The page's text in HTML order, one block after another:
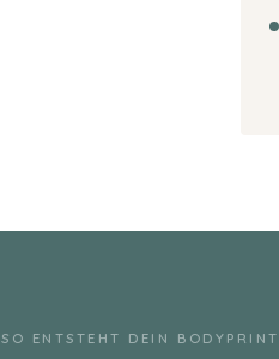
SO ENTSTEHT DEIN BODYPRINT